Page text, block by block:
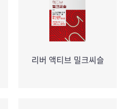
리버 액티브 밀크씨슬